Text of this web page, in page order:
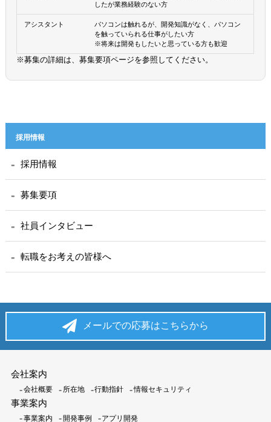
したが業務経験のない方
アシスタント
パソコンは触れるが、開発知識がなく、パソコン
を触っていられる仕事がしたい方
※将来は開発もしたいと思っている方も歓迎
※募集の詳細は、募集要項ページを参照してください。
採用情報
採用情報
募集要項
社員インタビュー
転職をお考えの皆様へ
メールでの応募はこちらから
会社案内
会社概要 所在地 行動指針 情報セキュリティ
事業案内
事業案内 開発事例 アプリ開発